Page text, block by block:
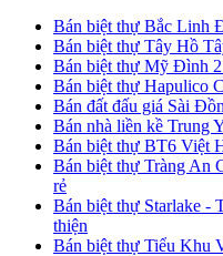
Bán biệt thự Bắc Linh
Bán biệt thự Tây Hồ
Bán biệt thự Mỹ Đình
Bán biệt thự Hapulico
Bán đất đấu giá Sài
Bán nhà liền kề Trung
Bán biệt thự BT6 Việt
Bán biệt thự Tràng An
rẻ
Bán biệt thự Starlake -
thiện
Bán biệt thự Tiểu Khu